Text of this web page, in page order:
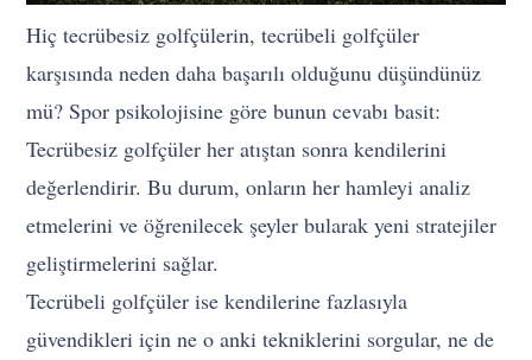
Hiç tecrübesiz golfçülerin, tecrübeli golfçüler
karşısında neden daha başarılı olduğunu düşündünüz
mü? Spor psikolojisine göre bunun cevabı basit:
Tecrübesiz golfçüler her atıştan sonra kendilerini
değerlendirir. Bu durum, onların her hamleyi analiz
etmelerini ve öğrenilecek şeyler bularak yeni stratejiler
geliştirmelerini sağlar.
Tecrübeli golfçüler ise kendilerine fazlasıyla
güvendikleri için ne o anki tekniklerini sorgular, ne de